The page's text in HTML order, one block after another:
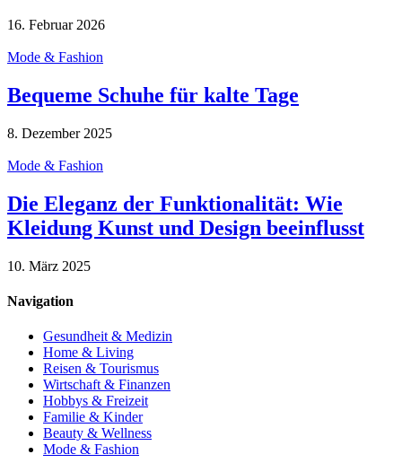
16. Februar 2026
Mode & Fashion
Bequeme Schuhe für kalte Tage
8. Dezember 2025
Mode & Fashion
Die Eleganz der Funktionalität: Wie
Kleidung Kunst und Design beeinflusst
10. März 2025
Navigation
Gesundheit & Medizin
Home & Living
Reisen & Tourismus
Wirtschaft & Finanzen
Hobbys & Freizeit
Familie & Kinder
Beauty & Wellness
Mode & Fashion